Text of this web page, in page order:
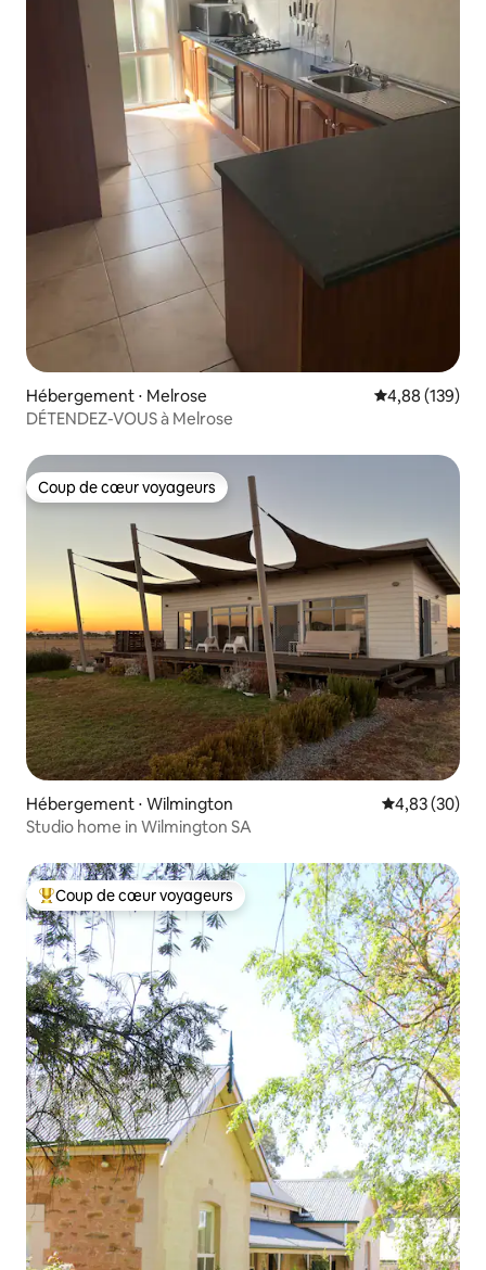
Hébergement ⋅ Melrose Évaluation
4,88 (139)
DÉTENDEZ-VOUS à Melrose
Coup de cœur voyageurs
Coup de cœur voyageurs
Hébergement ⋅ Wilmington Évaluation
4,83 (30)
Studio home in Wilmington SA
Coups de cœur voyageurs les plus appréciés
Coup de cœur voyageurs